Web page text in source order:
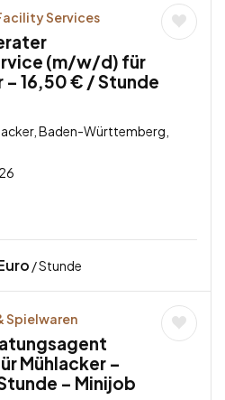
Services
(m/w/d) für
– 16,50 € / Stunde
Baden-Württemberg,
/ Stunde
Spielwaren
Mühlacker –
– Minijob